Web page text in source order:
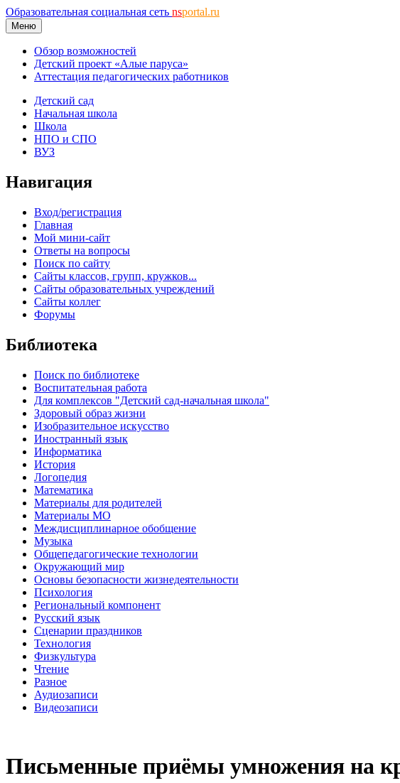
Образовательная социальная сеть nsportal.ru
Меню
Обзор возможностей
Детский проект «Алые паруса»
Аттестация педагогических работников
Детский сад
Начальная школа
Школа
НПО и СПО
ВУЗ
Навигация
Вход/регистрация
Главная
Мой мини-сайт
Ответы на вопросы
Поиск по сайту
Сайты классов, групп, кружков...
Сайты образовательных учреждений
Сайты коллег
Форумы
Библиотека
Поиск по библиотеке
Воспитательная работа
Для комплексов "Детский сад-начальная школа"
Здоровый образ жизни
Изобразительное искусство
Иностранный язык
Информатика
История
Логопедия
Математика
Материалы для родителей
Материалы МО
Междисциплинарное обобщение
Музыка
Общепедагогические технологии
Окружающий мир
Основы безопасности жизнедеятельности
Психология
Региональный компонент
Русский язык
Сценарии праздников
Технология
Физкультура
Чтение
Разное
Аудиозаписи
Видеозаписи
Письменные приёмы умножения на